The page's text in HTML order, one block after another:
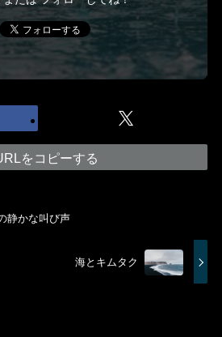
をコピーする
静かな叫び声
海とキムタク